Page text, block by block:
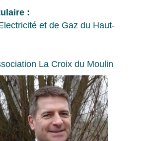
:
et de Gaz du Haut-
La Croix du Moulin